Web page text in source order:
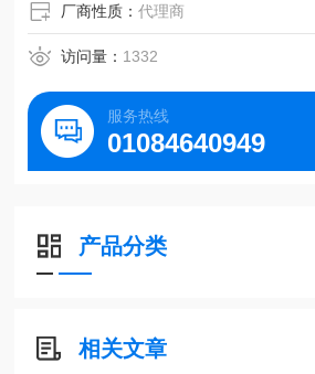
厂商性质：代理商
访问量： 1332
服务热线
01084640949
产品分类
相关文章